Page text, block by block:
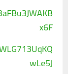
x6F
wLe5J